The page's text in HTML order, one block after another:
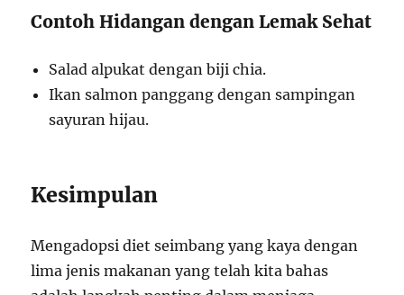
Contoh Hidangan dengan Lemak Sehat
Salad alpukat dengan biji chia.
Ikan salmon panggang dengan sampingan
sayuran hijau.
Kesimpulan
Mengadopsi diet seimbang yang kaya dengan
lima jenis makanan yang telah kita bahas